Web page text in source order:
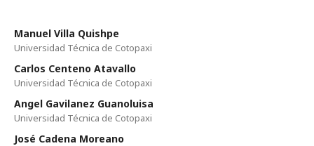
Manuel Villa Quishpe
Universidad Técnica de Cotopaxi
Carlos Centeno Atavallo
Universidad Técnica de Cotopaxi
Angel Gavilanez Guanoluisa
Universidad Técnica de Cotopaxi
José Cadena Moreano